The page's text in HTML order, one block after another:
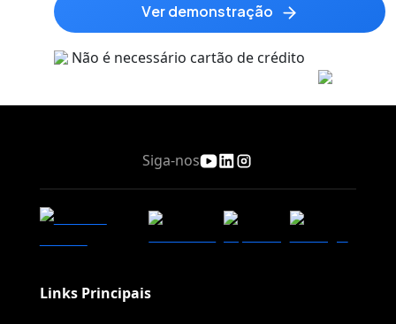
ver demonstração
Não é necessário cartão de crédito
Siga-nos
Links Principais